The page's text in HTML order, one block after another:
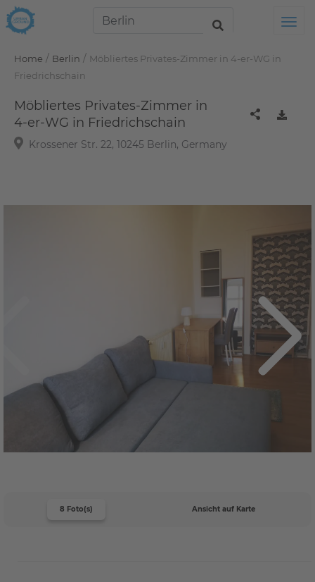
Home / Berlin / Möbliertes Privates-Zimmer in 4-er-WG in
Friedrichschain
Möbliertes Privates-Zimmer in
4-er-WG in Friedrichschain
Krossener Str. 22, 10245 Berlin, Germany
8 Foto(s) Ansicht auf Karte